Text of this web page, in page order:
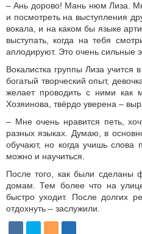
– Ань дорово! Мань нюм Лиза.
и посмотреть на выступления
вокала, и на каком бы языке
выступать, когда на тебя
аплодируют. Это очень сильные
Вокалистка группы Лиза
богатый творческий опыт,
желает проводить с ними
Хозяинова, твёрдо уверена –
– Мне очень нравится петь,
разных языках. Думаю, в
обучают, но когда учишь
можно и научиться.
После того, как были сделаны
домам. Тем более что на
быстро уходит. После долгих
отдохнуть – заслужили.